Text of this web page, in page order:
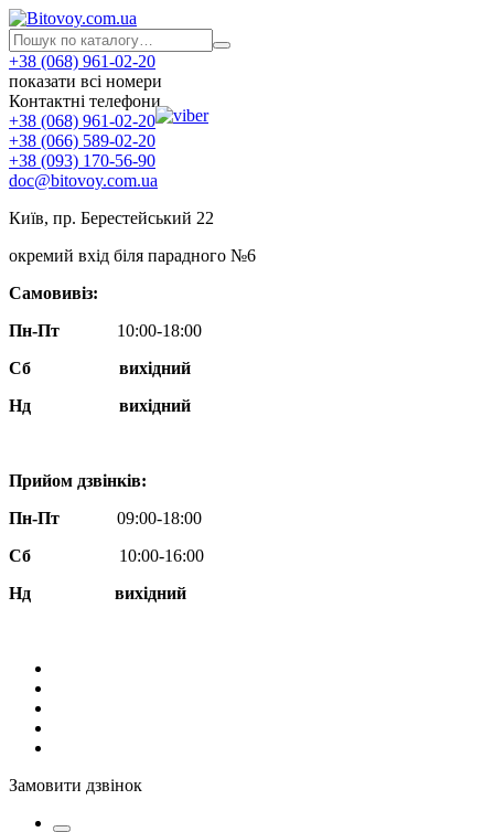
+38 (068) 961-02-20
показати всі номери
Контактні телефони
+38 (068) 961-02-20
+38 (066) 589-02-20
+38 (093) 170-56-90
doc@bitovoy.com.ua
Київ, пр. Берестейський 22
окремий вхід біля парадного №6
Самовивіз:
Пн-Пт
10:00-18:00
Сб
вихідний
Нд
вихідний
Прийом дзвінків:
Пн-Пт
09:00-18:00
Сб
10:00-16:00
Нд вихідний
Замовити дзвінок